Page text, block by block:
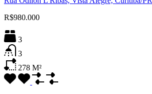
R$980.000
3
3
278 M²